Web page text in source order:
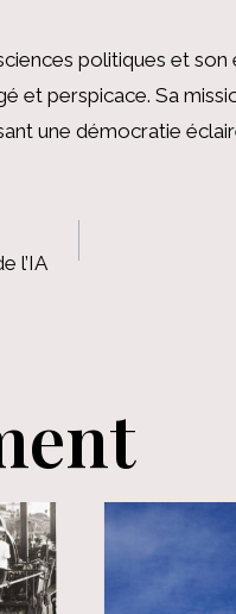
politiques et
et perspicace. Sa
une démocratie
l’IA